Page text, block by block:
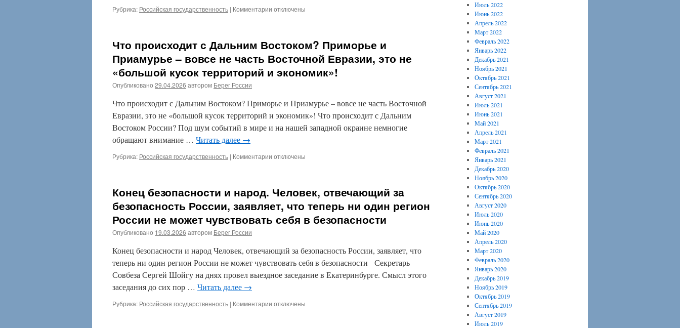
Рубрика: Российская государственность | Комментарии к
Николай
вернется
в
Россию.
рождения
Государя
отключены
Что происходит с Дальним Востоком? Приморье и
Приамурье – вовсе не часть Восточной Евразии, это не
«большой кусок территорий и экономик»!
Опубликовано 29.04.2026 автором Берег России
Что происходит с Дальним Востоком? Приморье и Приамурье – вовсе не часть Восточной
Евразии, это не «большой кусок территорий и экономик»! Что происходит с Дальним
Востоком России? Под шум событий в мире и на нашей западной окраине немногие
обращают внимание … Читать далее →
Рубрика: Российская государственность | Комментарии к
с
Востоком?
Приморье
вовсе
не
часть
это
отключены
Конец безопасности и народ. Человек, отвечающий за
безопасность России, заявляет, что теперь ни один регион
России не может чувствовать себя в безопасности
Опубликовано 19.03.2026 автором Берег России
Конец безопасности и народ Человек, отвечающий за безопасность России, заявляет, что
теперь ни один регион России не может чувствовать себя в безопасности Секретарь
Совбеза Сергей Шойгу на днях провел выездное заседание в Екатеринбурге. Смысл этого
заседания до сих пор … Читать далее →
Рубрика: Российская государственность | Комментарии котключены
Июль 2022
Июнь 2022
Апрель 2022
Март 2022
Февраль 2022
Январь 2022
Декабрь 2021
Ноябрь 2021
Октябрь 2021
Сентябрь 2021
Август 2021
Июль 2021
Июнь 2021
Май 2021
Апрель 2021
Март 2021
Февраль 2021
Январь 2021
Декабрь 2020
Ноябрь 2020
Октябрь 2020
Сентябрь 2020
Август 2020
Июль 2020
Июнь 2020
Май 2020
Апрель 2020
Март 2020
Февраль 2020
Январь 2020
Декабрь 2019
Ноябрь 2019
Октябрь 2019
Сентябрь 2019
Август 2019
Июль 2019